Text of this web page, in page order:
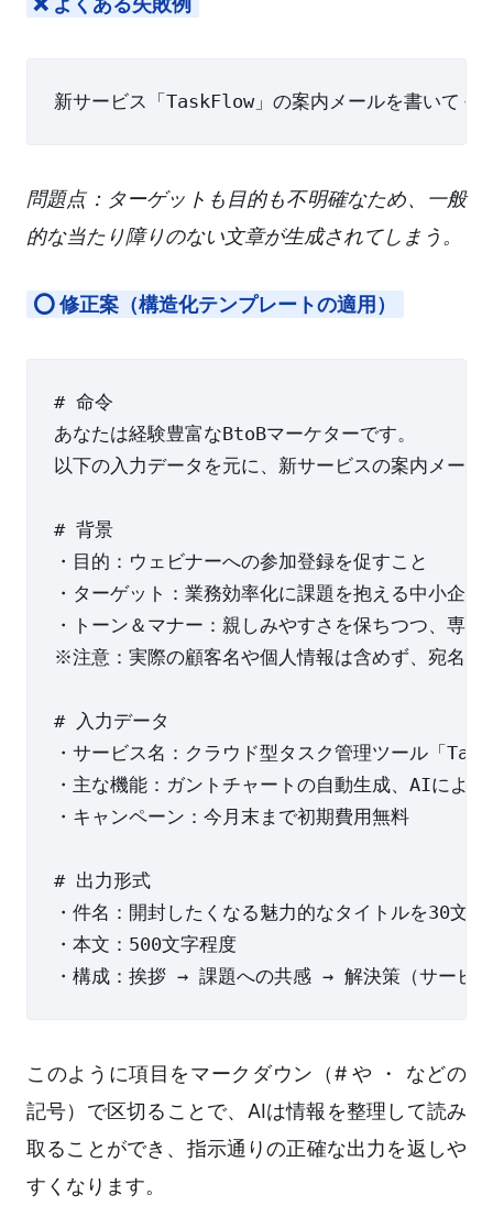
問題点：ターゲットも目的も不明確なため、一般
的な当たり障りのない文章が生成されてしまう。
⭕ 修正案（構造化テンプレートの適用）
# 命令
あなたは経験豊富なBtoBマーケターです。
以下の入力データを元に、新サービスの案内メール
# 背景
・目的：ウェビナーへの参加登録を促すこと
・ターゲット：業務効率化に課題を抱える中小企
・トーン＆マナー：親しみやすさを保ちつつ、専
※注意：実際の顧客名や個人情報は含めず、宛名
# 入力データ
・サービス名：クラウド型タスク管理ツール「
・主な機能：ガントチャートの自動生成、AIによ
・キャンペーン：今月末まで初期費用無料
# 出力形式
・件名：開封したくなる魅力的なタイトルを30文
・本文：500文字程度
このように項目をマークダウン（# や ・ などの
記号）で区切ることで、AIは情報を整理して読み
取ることができ、指示通りの正確な出力を返しや
すくなります。